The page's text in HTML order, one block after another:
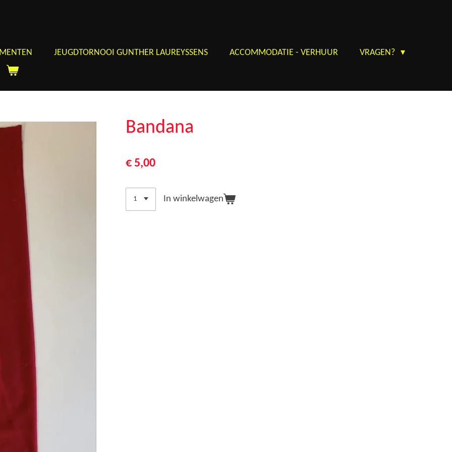
JEUGDTORNOOI GUNTHER LAUREYSSENS ACCOMMODATIE - VERHUUR
VRAGEN?
Bandana
€ 5,00
In winkelwagen